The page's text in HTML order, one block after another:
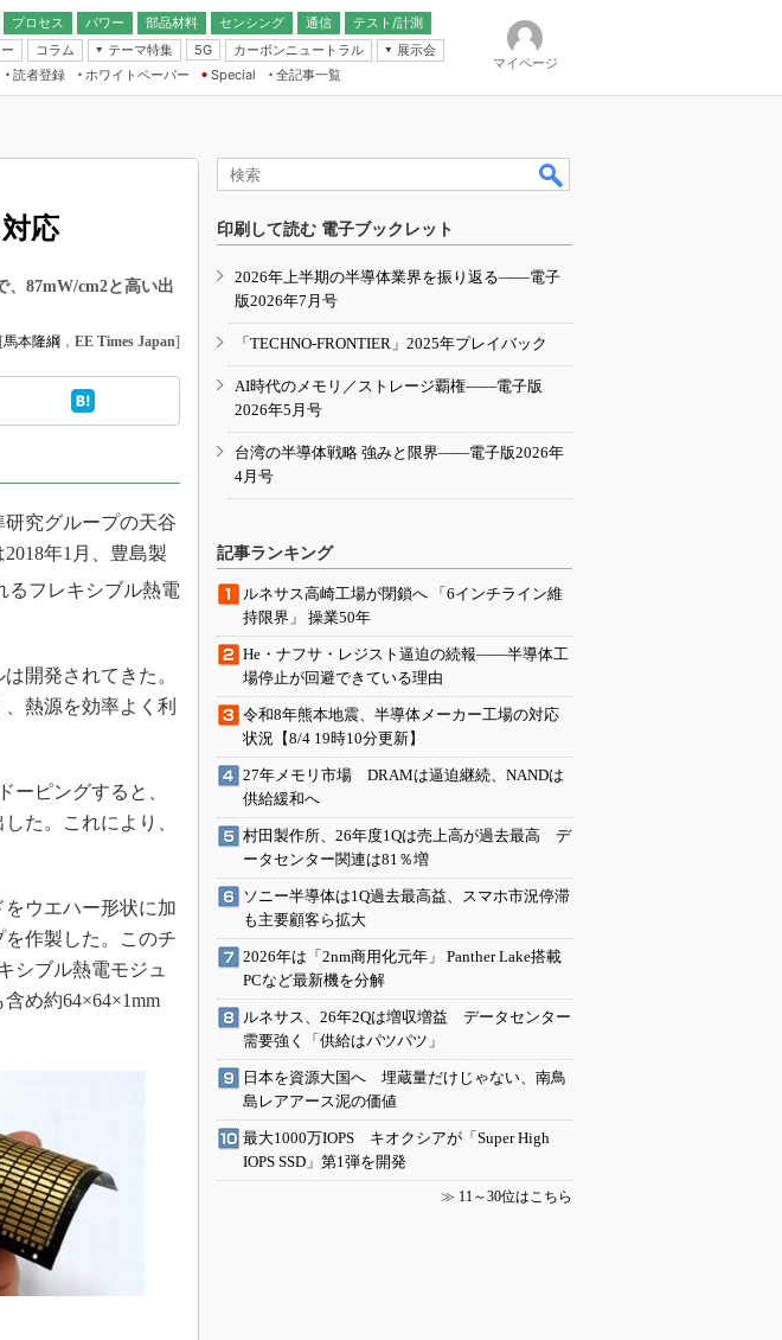
プロセス パワー 部品材料 センシング
通信
無線
テスト/計測
コラム
テーマ特集
）
EDN
5G カーボンニュートラル
展示会
IoT・エッジコンピューティング
EXPO
TECHNO-FRONTIER
人とくるま展
読者登録 ホワイトペーパー
Special
全記事一覧
マイページ
応
、87mW/cm2と高い出
[馬本隆綱 ， EE Times Japan]
究グループの天谷
年1月、豊島製
るフレキシブル熱電
開発されてきた。
熱源を効率よく利
ピングすると、
た。これにより、
ウエハー形状に加
作製した。このチ
シブル熱電モジュ
め約64×64×1mm
印刷して読む 電子ブックレット
2026年上半期の半導体業界を振り返る――電子
版2026年7月号
「TECHNO-FRONTIER」2025年プレイバック
AI時代のメモリ／ストレージ覇権――電子版
2026年5月号
台湾の半導体戦略 強みと限界――電子版2026年
4月号
記事ランキング
ルネサス高崎工場が閉鎖へ 「6インチライン維
持限界」 操業50年
He・ナフサ・レジスト逼迫の続報――半導体工
場停止が回避できている理由
令和8年熊本地震、半導体メーカー工場の対応
状況【8/4 19時10分更新】
27年メモリ市場 DRAMは逼迫継続、NANDは
供給緩和へ
村田製作所、26年度1Qは売上高が過去最高 デ
ータセンター関連は81％増
ソニー半導体は1Q過去最高益、スマホ市況停滞
も主要顧客ら拡大
2026年は「2nm商用化元年」 Panther Lake搭載
PCなど最新機を分解
ルネサス、26年2Qは増収増益 データセンター
需要強く「供給はパツパツ」
日本を資源大国へ 埋蔵量だけじゃない、南鳥
島レアアース泥の価値
最大1000万IOPS キオクシアが「Super High
IOPS SSD」第1弾を開発
≫ 11～30位はこちら